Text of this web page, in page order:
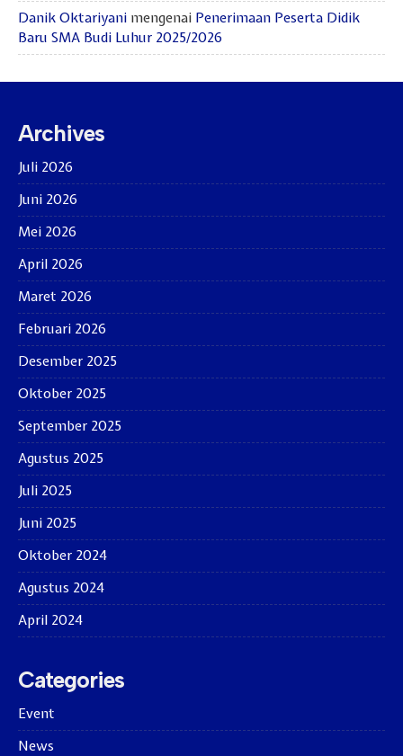
Danik Oktariyani mengenai Penerimaan Peserta Didik
Baru SMA Budi Luhur 2025/2026
Archives
Juli 2026
Juni 2026
Mei 2026
April 2026
Maret 2026
Februari 2026
Desember 2025
Oktober 2025
September 2025
Agustus 2025
Juli 2025
Juni 2025
Oktober 2024
Agustus 2024
April 2024
Categories
Event
News